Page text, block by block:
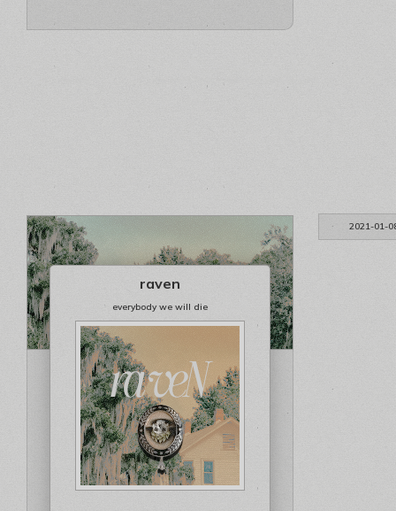
2021-01-
raven
everybody we will die